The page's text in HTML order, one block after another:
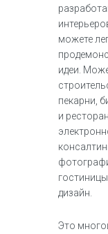
можете
идеи.
пекарни,
и
дизайн.
Это